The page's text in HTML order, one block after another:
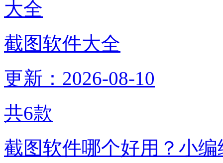
截图软件大全
更新：2026-08-10
共6款
截图软件哪个好用？小